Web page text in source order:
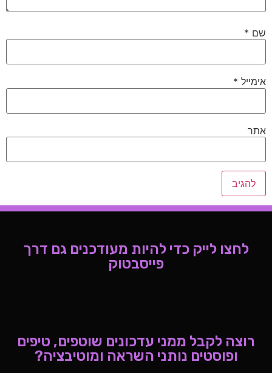
שם *
אימייל *
אתר
לחצו לייק כדי להיות מעודכנים גם דרך
פייסבטוק
רוצה לקבל ממני עדכונים שוטפים, טיפים
ופוסטים נותני השראה ומוטיבציה?